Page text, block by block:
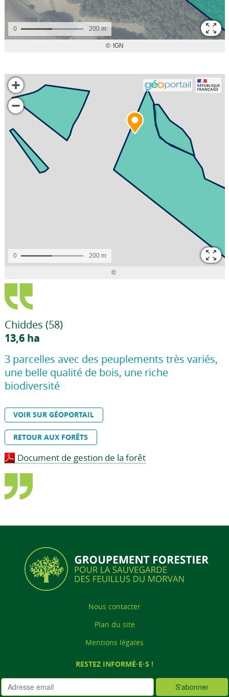
Chiddes (58)
13,6 ha
3 parcelles avec des peuplements très variés,
une belle qualité de bois, une riche
biodiversité
VOIR SUR GÉOPORTAIL
RETOUR AUX FORÊTS
Document de gestion de la forêt
Nous contacter
Plan du site
Mentions légales
RESTEZ INFORMÉ·E·S !